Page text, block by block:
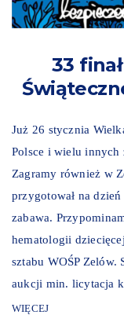
33
Już 26 stycznia
Polsce i wielu innych
Zagramy również w
przygotował na
zabawa.
hematologii
sztabu WOŚP
aukcji min. licytacja
WIĘCEJ